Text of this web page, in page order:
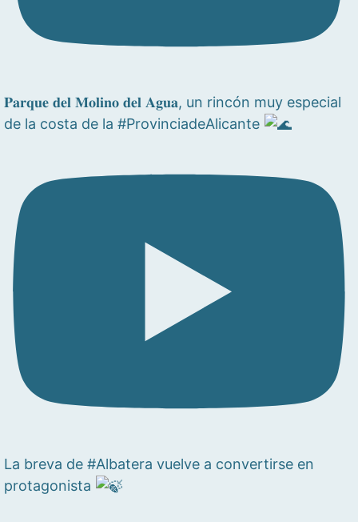
𝐏𝐚𝐫𝐪𝐮𝐞 𝐝𝐞𝐥 𝐌𝐨𝐥𝐢𝐧𝐨 𝐝𝐞𝐥 𝐀𝐠𝐮𝐚, un rincón muy especial
de la costa de la #ProvinciadeAlicante
La breva de #Albatera vuelve a convertirse en
protagonista